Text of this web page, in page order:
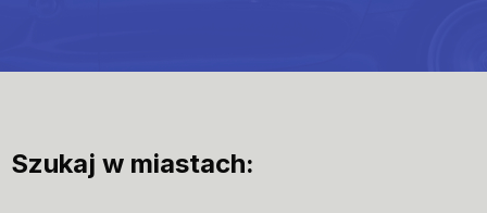
Szukaj w miastach: